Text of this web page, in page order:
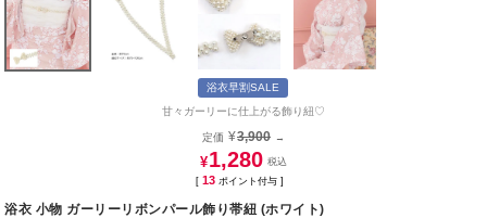
浴衣早割SALE
甘々ガーリーに仕上がる飾り紐♡
定価 ¥3,900 →
¥1,280
[ 13 ポイント付与 ]
浴衣 小物 ガーリーリボンパール飾り帯紐 (ホワイト)